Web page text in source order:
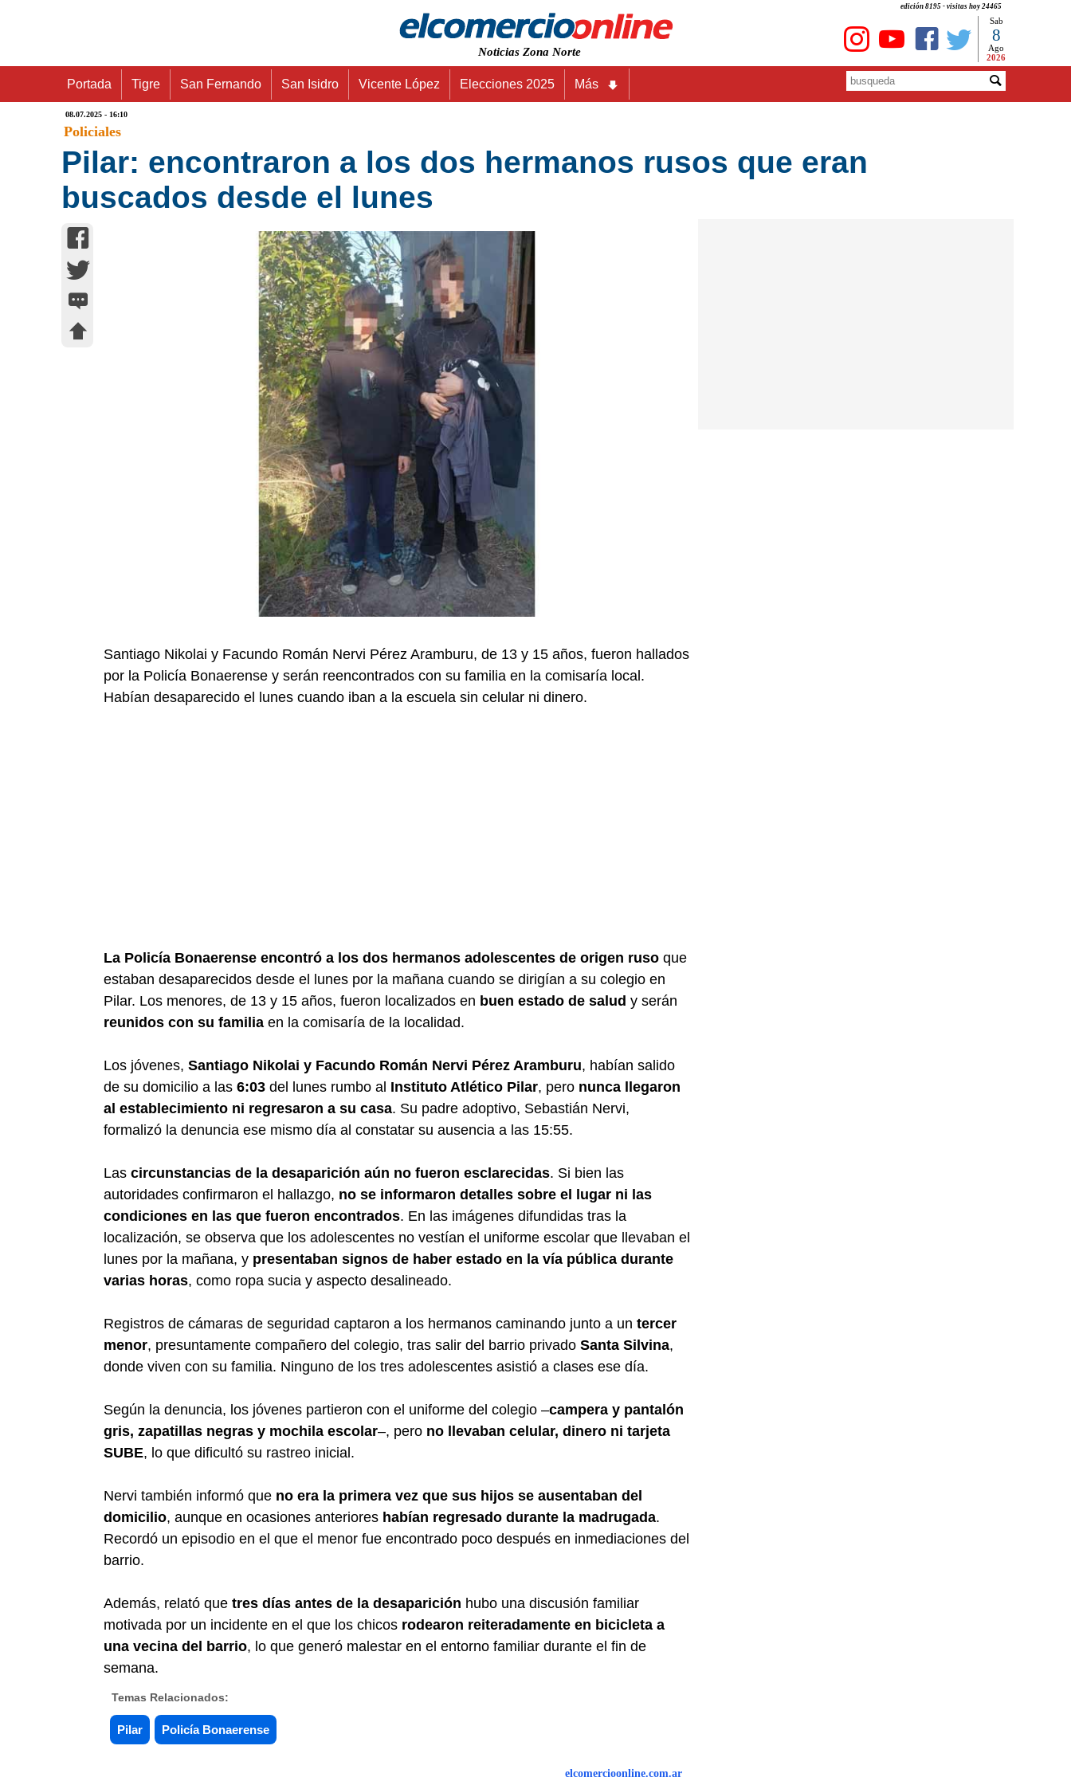
edición 8195 - visitas hoy 24465
Noticias Zona Norte
Sab
8
Ago
2026
Portada Tigre San Fernando San Isidro Vicente López Elecciones 2025 Más
08.07.2025 - 16:10
Policiales
Pilar: encontraron a los dos hermanos rusos que eran
buscados desde el lunes
Santiago Nikolai y Facundo Román Nervi Pérez Aramburu, de 13 y 15 años, fueron hallados
por la Policía Bonaerense y serán reencontrados con su familia en la comisaría local.
Habían desaparecido el lunes cuando iban a la escuela sin celular ni dinero.
La Policía Bonaerense encontró a los dos hermanos adolescentes de origen ruso que
estaban desaparecidos desde el lunes por la mañana cuando se dirigían a su colegio en
Pilar. Los menores, de 13 y 15 años, fueron localizados en buen estado de salud y serán
reunidos con su familia en la comisaría de la localidad.
Los jóvenes, Santiago Nikolai y Facundo Román Nervi Pérez Aramburu, habían salido
de su domicilio a las 6:03 del lunes rumbo al Instituto Atlético Pilar, pero nunca llegaron
al establecimiento ni regresaron a su casa. Su padre adoptivo, Sebastián Nervi,
formalizó la denuncia ese mismo día al constatar su ausencia a las 15:55.
Las circunstancias de la desaparición aún no fueron esclarecidas. Si bien las
autoridades confirmaron el hallazgo, no se informaron detalles sobre el lugar ni las
condiciones en las que fueron encontrados. En las imágenes difundidas tras la
localización, se observa que los adolescentes no vestían el uniforme escolar que llevaban el
lunes por la mañana, y presentaban signos de haber estado en la vía pública durante
varias horas, como ropa sucia y aspecto desalineado.
Registros de cámaras de seguridad captaron a los hermanos caminando junto a un tercer
menor, presuntamente compañero del colegio, tras salir del barrio privado Santa Silvina,
donde viven con su familia. Ninguno de los tres adolescentes asistió a clases ese día.
Según la denuncia, los jóvenes partieron con el uniforme del colegio –campera y pantalón
gris, zapatillas negras y mochila escolar–, pero no llevaban celular, dinero ni tarjeta
SUBE, lo que dificultó su rastreo inicial.
Nervi también informó que no era la primera vez que sus hijos se ausentaban del
domicilio, aunque en ocasiones anteriores habían regresado durante la madrugada.
Recordó un episodio en el que el menor fue encontrado poco después en inmediaciones del
barrio.
Además, relató que tres días antes de la desaparición hubo una discusión familiar
motivada por un incidente en el que los chicos rodearon reiteradamente en bicicleta a
una vecina del barrio, lo que generó malestar en el entorno familiar durante el fin de
semana.
Temas Relacionados:
Pilar Policía Bonaerense
elcomercioonline.com.ar